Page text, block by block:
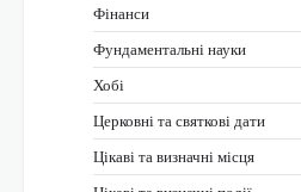
Фінанси
Фундаментальні науки
Хобі
Церковні та святкові дати
Цікаві та визначні місця